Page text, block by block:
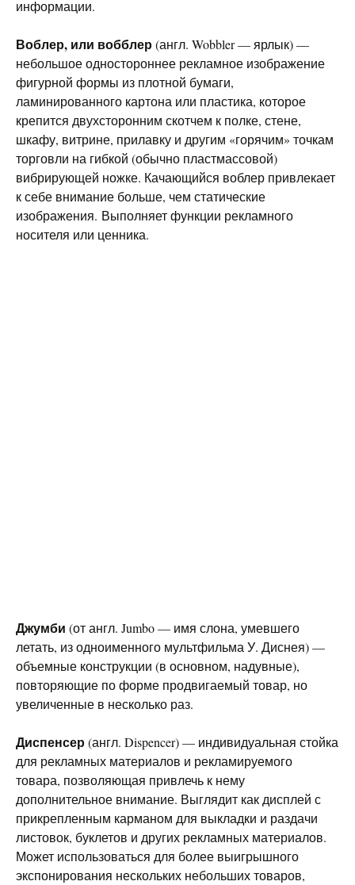
информации.
Воблер, или вобблер (англ. Wobbler — ярлык) —
небольшое одностороннее рекламное изображение
фигурной формы из плотной бумаги,
ламинированного картона или пластика, которое
крепится двухсторонним скотчем к полке, стене,
шкафу, витрине, прилавку и другим «горячим» точкам
торговли на гибкой (обычно пластмассовой)
вибрирующей ножке. Качающийся воблер привлекает
к себе внимание больше, чем статические
изображения. Выполняет функции рекламного
носителя или ценника.
Джумби (от англ. Jumbo — имя слона, умевшего
летать, из одноименного мультфильма У. Диснея) —
объемные конструкции (в основном, надувные),
повторяющие по форме продвигаемый товар, но
увеличенные в несколько раз.
Диспенсер (англ. Dispencer) — индивидуальная стойка
для рекламных материалов и рекламируемого
товара, позволяющая привлечь к нему
дополнительное внимание. Выглядит как дисплей с
прикрепленным карманом для выкладки и раздачи
листовок, буклетов и других рекламных материалов.
Может использоваться для более выигрышного
экспонирования нескольких небольших товаров,